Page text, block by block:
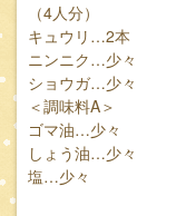
（4人分）
キュウリ…2本
ニンニク…少々
ショウガ…少々
＜調味料A＞
ゴマ油…少々
しょう油…少々
塩…少々